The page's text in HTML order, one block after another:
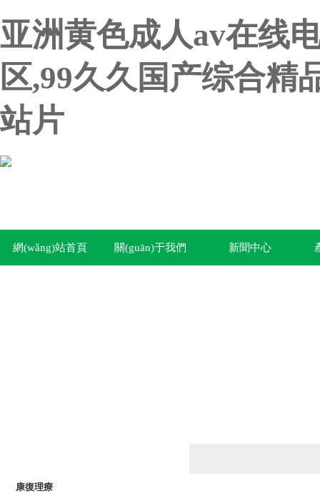
亚洲黄色成人av在线
区,99久久国产综合精
站片
網(wǎng)站首頁 關(guān)于我們 新聞中心
康復理療